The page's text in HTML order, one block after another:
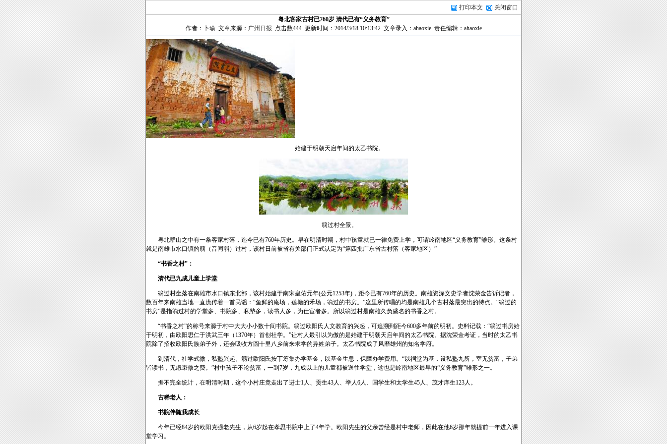
打印本文
关闭窗口
粤北客家古村已760岁 清代已有“义务教育”
作者：
卜瑜文章来源： 广州日报 点击数444 更新时间：2014/3/18 10:13:42 文章录入：ahaoxie 责任编辑：ahaoxie
始建于明朝天启年间的太乙书院。
篛过村全景。
粤北群山之中有一条客家村落，迄今已有760年历史。早在明清时期，村中孩童就已一律免费上学，可谓岭南地区“义务教育”雏形。这条村
就是南雄市水口镇的篛（音同弱）过村，该村日前被省有关部门正式认定为“第四批广东省古村落（客家地区）”
“书香之村”：
清代已九成儿童上学堂
篛过村坐落在南雄市水口镇东北部，该村始建于南宋皇佑元年(公元1253年)，距今已有760年的历史。南雄资深文史学者沈荣金告诉记者，
数百年来南雄当地一直流传着一首民谣：“鱼鲜的庵场，莲塘的禾场，篛过的书房。”这里所传唱的均是南雄几个古村落最突出的特点。“篛过的
书房”是指篛过村的学堂多、书院多、私塾多，读书人多，为仕宦者多。所以篛过村是南雄久负盛名的书香之村。
“书香之村”的称号来源于村中大大小小数十间书院。篛过欧阳氏人文教育的兴起，可追溯到距今600多年前的明初。史料记载：“篛过书房始
于明初，由欧阳思仁于洪武三年（1370年）首创社学。”让村人最引以为傲的是始建于明朝天启年间的太乙书院。据沈荣金考证，当时的太乙书
院除了招收欧阳氏族弟子外，还会吸收方圆十里八乡前来求学的异姓弟子。太乙书院成了风靡雄州的知名学府。
到清代，社学式微，私塾兴起。篛过欧阳氏按丁筹集办学基金，以基金生息，保障办学费用。“以祠堂为基，设私塾九所，室无贫富，子弟
皆读书，无虑束修之费。”村中孩子不论贫富，一到7岁，九成以上的儿童都被送往学堂，这也是岭南地区最早的“义务教育”雏形之一。
据不完全统计，在明清时期，这个小村庄竟走出了进士1人、贡生43人、举人6人、国学生和太学生45人、茂才庠生123人。
古稀老人：
书院伴随我成长
今年已经84岁的欧阳克强老先生，从6岁起在孝思书院中上了4年学。欧阳先生的父亲曾经是村中老师，因此在他6岁那年就提前一年进入课
堂学习。